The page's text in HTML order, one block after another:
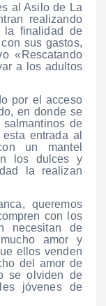
al Asilo de La
realizando
la finalidad de
sus gastos,
«Rescatando
a los adultos
por el acceso
en donde se
de
entrada al
un mantel
los dulces y
la realizan
queremos
con los
necesitan de
amor y
ellos venden
del amor de
se olviden de
jóvenes de